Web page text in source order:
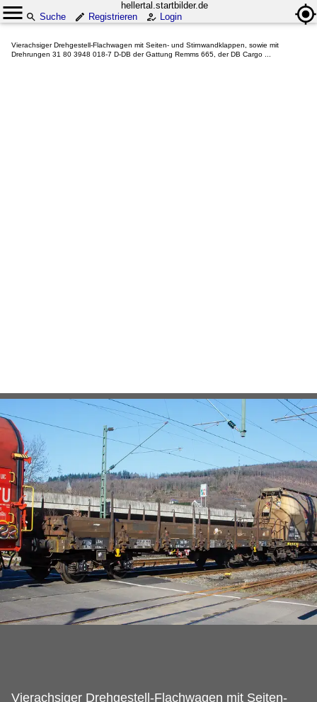
hellertal.startbilder.de
Suche
Registrieren Login
Vierachsiger Drehgestell-Flachwagen mit Seiten- und Stirnwandklappen, sowie mit
Drehrungen 31 80 3948 018-7 D-DB der Gattung Remms 665, der DB Cargo ...
Vierachsiger Drehgestell-Flachwagen mit Seiten-